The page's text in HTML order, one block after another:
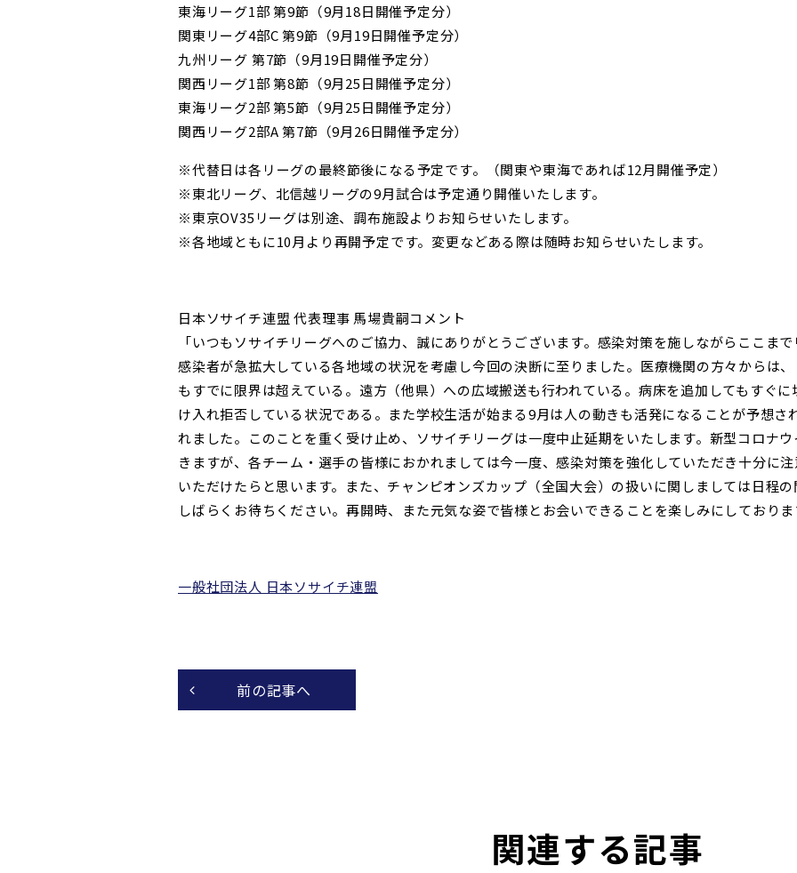
東海リーグ1部 第9節（9月18日開催予定分）
関東リーグ4部C 第9節（9月19日開催予定分）
九州リーグ 第7節（9月19日開催予定分）
関西リーグ1部 第8節（9月25日開催予定分）
東海リーグ2部 第5節（9月25日開催予定分）
関西リーグ2部A 第7節（9月26日開催予定分）
※代替日は各リーグの最終節後になる予定です。（関東や東海であれば12月開催予定）
※東北リーグ、北信越リーグの9月試合は予定通り開催いたします。
※東京OV35リーグは別途、調布施設よりお知らせいたします。
※各地域ともに10月より再開予定です。変更などある際は随時お知らせいたします。
日本ソサイチ連盟 代表理事 馬場貴嗣コメント
「いつもソサイチリーグへのご協力、誠にありがとうございます。感染対策を施しながらここま
感染者が急拡大している各地域の状況を考慮し今回の決断に至りました。医療機関の方々からは
もすでに限界は超えている。遠方（他県）への広域搬送も行われている。病床を追加してもすぐ
け入れ拒否している状況である。また学校生活が始まる9月は人の動きも活発になることが予想さ
れました。このことを重く受け止め、ソサイチリーグは一度中止延期をいたします。新型コロナ
きますが、各チーム・選手の皆様におかれましては今一度、感染対策を強化していただき十分に
いただけたらと思います。また、チャンピオンズカップ（全国大会）の扱いに関しましては日程
しばらくお待ちください。再開時、また元気な姿で皆様とお会いできることを楽しみにしておりま
一般社団法人 日本ソサイチ連盟
前の記事へ
関連する記事